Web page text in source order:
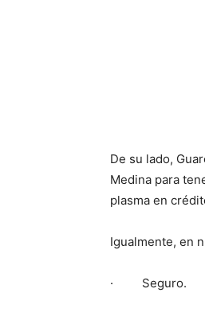
De su lado,
Medina para
plasma en
Igualmente, en
· Seguro.